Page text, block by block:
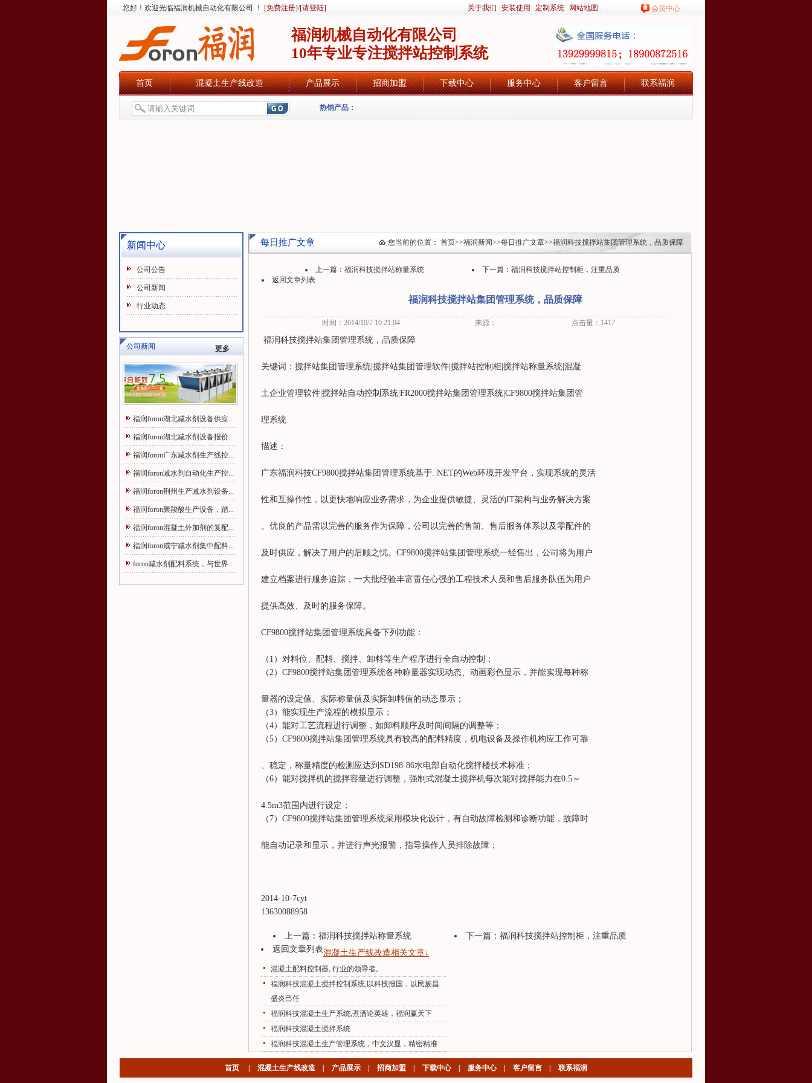
您好！欢迎光临福润机械自动化有限公司 ！ [免费注册]/[请登陆] 关于我们 安装使用 定制系统 网站地图 会员中心
福润机械自动化有限公司
10年专业专注搅拌站控制系统
首页 混凝土生产线改造 产品展示 招商加盟 下载中心 服务中心 客户留言 联系福润
热销产品：
新闻中心
公司公告
公司新闻
行业动态
公司新闻 更多
福润foron湖北减水剂设备供应...
福润foron湖北减水剂设备报价...
福润foron广东减水剂生产线控...
福润foron减水剂自动化生产控...
福润foron荆州生产减水剂设备...
福润foron聚羧酸生产设备，踏...
福润foron混凝土外加剂的复配...
福润foron咸宁减水剂集中配料...
foron减水剂配料系统，与世界...
每日推广文章 您当前的位置： 首页>>福润新闻>>每日推广文章>>福润科技搅拌站集团管理系统，品质保障
上一篇： 福润科技搅拌站称量系统 下一篇： 福润科技搅拌站控制柜，注重品质
返回文章列表
福润科技搅拌站集团管理系统，品质保障
时间：2014/10/7 10:21:04 来源： 点击量：1417
福润科技搅拌站集团管理系统，品质保障
关键词：搅拌站集团管理系统|搅拌站集团管理软件|搅拌站控制柜|搅拌站称量系统|混凝
土企业管理软件|搅拌站自动控制系统|FR2000搅拌站集团管理系统|CF9800搅拌站集团管
理系统
描述：
广东福润科技CF9800搅拌站集团管理系统基于. NET的Web环境开发平台，实现系统的灵活
性和互操作性，以更快地响应业务需求，为企业提供敏捷、灵活的IT架构与业务解决方案
。优良的产品需以完善的服务作为保障，公司以完善的售前、售后服务体系以及零配件的
及时供应，解决了用户的后顾之忧。CF9800搅拌站集团管理系统一经售出，公司将为用户
建立档案进行服务追踪，一大批经验丰富责任心强的工程技术人员和售后服务队伍为用户
提供高效、及时的服务保障。
CF9800搅拌站集团管理系统具备下列功能：
（1）对料位、配料、搅拌、卸料等生产程序进行全自动控制；
（2）CF9800搅拌站集团管理系统各种称量器实现动态、动画彩色显示，并能实现每种称
量器的设定值、实际称量值及实际卸料值的动态显示；
（3）能实现生产流程的模拟显示；
（4）能对工艺流程进行调整，如卸料顺序及时间间隔的调整等；
（5）CF9800搅拌站集团管理系统具有较高的配料精度，机电设备及操作机构应工作可靠
、稳定，称量精度的检测应达到SD198-86水电部自动化搅拌楼技术标准；
（6）能对搅拌机的搅拌容量进行调整，强制式混凝土搅拌机每次能对搅拌能力在0.5～
4.5m3范围内进行设定；
（7）CF9800搅拌站集团管理系统采用模块化设计，有自动故障检测和诊断功能，故障时
能自动记录和显示，并进行声光报警，指导操作人员排除故障；
2014-10-7cyt
13630088958
上一篇： 福润科技搅拌站称量系统 下一篇： 福润科技搅拌站控制柜，注重品质
返回文章列表混凝土生产线改造相关文章↓
混凝土配料控制器, 行业的领导者。
福润科技混凝土搅拌控制系统,以科技报国，以民族昌
盛炎己任
福润科技混凝土生产系统,煮酒论英雄，福润赢天下
福润科技混凝土搅拌系统
福润科技混凝土生产管理系统，中文汉显，精密精准
首页 混凝土生产线改造 产品展示 招商加盟 下载中心 服务中心| 客户留言 联系福润